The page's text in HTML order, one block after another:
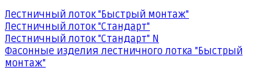
Лестничный лоток "Быстрый монтаж"
Лестничный лоток "Стандарт"
Лестничный лоток "Стандарт" N
Фасонные изделия лестничного лотка "Быстрый
монтаж"